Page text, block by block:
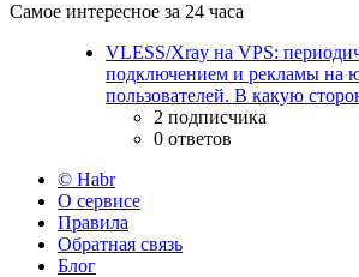
Самое интересное за 24 часа
VLESS/Xray на VPS:
подключением и рекламы на
пользователей. В какую
2 подписчика
0 ответов
© Habr
О сервисе
Правила
Обратная связь
Блог